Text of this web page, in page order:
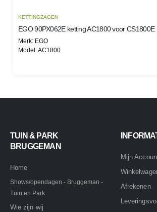
KETTINGZAGEN
EGO 90PX062E ketting AC1800 voor CS1800E
Merk: EGO
Model: AC1800
TUIN & PARK
BRUGGEMAN
Home
Shows/opendagen - Bruggeman -
Tuin en Park
Wie zijn wij
Mijn
Afrekenen